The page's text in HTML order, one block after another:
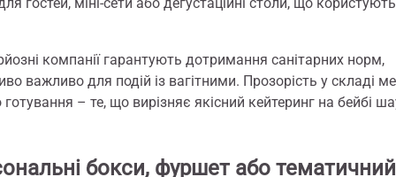
компанії гарантують дотримання санітарних норм,
важливо для подій із вагітними. Прозорість у складі
– те, що вирізняє якісний кейтеринг на бейбі
бокси, фуршет або тематичний